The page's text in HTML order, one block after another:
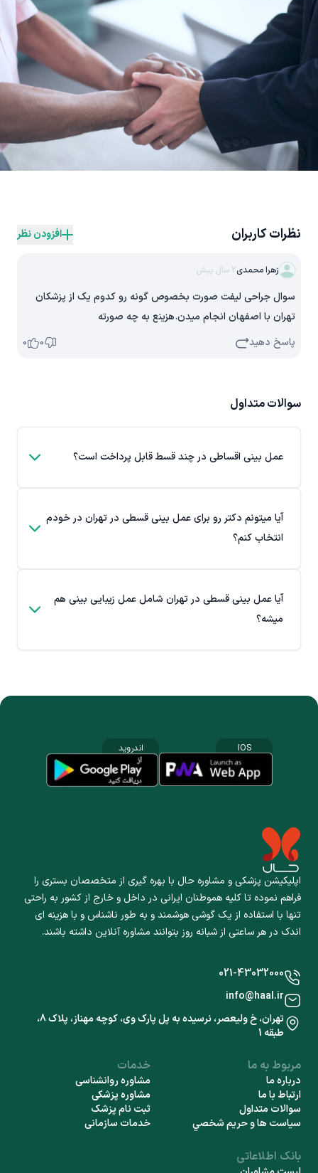
نظرات کاربران افزودن نظر
زهرا محمدی2 سال پیش
سوال جراحی لیفت صورت بخصوص گونه رو کدوم یک از پزشکان
تهران با اصفهان انجام میدن.هزینع به چه صورته
پاسخ دهید
0
0
سوالات متداول
عمل بینی اقساطی در چند قسط قابل پرداخت است؟
آیا میتونم دکتر رو برای عمل بینی قسطی در تهران در خودم
انتخاب کنم؟
آیا عمل بینی قسطی در تهران شامل عمل زیبایی بینی هم
میشه؟
اپلیکیشن پزشکی و مشاوره حال با بهره گیری از متخصصان بستری را
فراهم نموده تا کلیه هموطنان ایرانی در داخل و خارج از کشور به راحتی
تنها با استفاده از یک گوشی هوشمند و به طور ناشناس و با هزینه ای
اندک در هر ساعتی از شبانه روز بتوانند مشاوره آنلاین داشته باشند.
IOS اندروید
مربوط به ما
درباره ما
ارتباط با ما
سوالات متداول
سياست ها و حريم شخصي
خدمات
مشاوره روانشناسی
مشاوره پزشکی
ثبت نام پزشک
خدمات سازمانی
بانک اطلاعاتی
021-43032000
info@haal.ir
تهران، خ ولیعصر، نرسیده به پل پارک وی، کوچه مهناز، پلاک 8،
طبقه 1